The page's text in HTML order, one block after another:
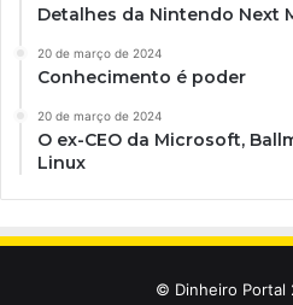
Detalhes da Nintendo Next
20 de março de 2024
Conhecimento é poder
20 de março de 2024
O ex-CEO da Microsoft,
Linux
© Dinheiro Portal